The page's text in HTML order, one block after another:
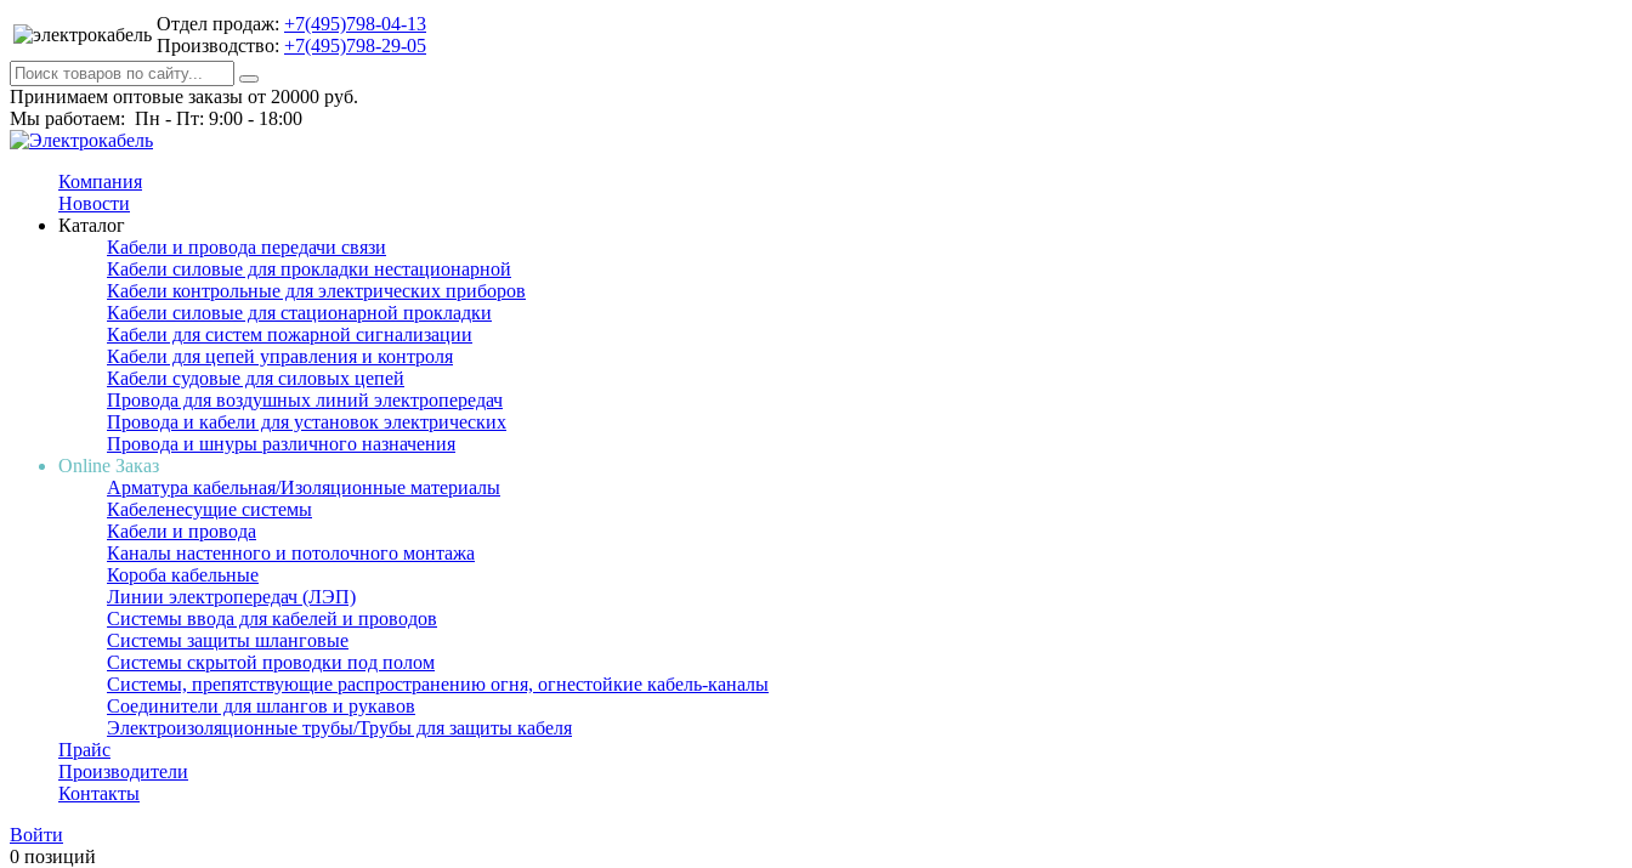
Отдел продаж: +7(495)798-04-13
Производство: +7(495)798-29-05
Принимаем оптовые заказы от 20000 руб.
Мы работаем: Пн - Пт: 9:00 - 18:00
Компания
Новости
Каталог
Кабели и провода передачи связи
Кабели силовые для прокладки нестационарной
Кабели контрольные для электрических приборов
Кабели силовые для стационарной прокладки
Кабели для систем пожарной сигнализации
Кабели для цепей управления и контроля
Кабели судовые для силовых цепей
Провода для воздушных линий электропередач
Провода и кабели для установок электрических
Провода и шнуры различного назначения
Online Заказ
Арматура кабельная/Изоляционные материалы
Кабеленесущие системы
Кабели и провода
Каналы настенного и потолочного монтажа
Короба кабельные
Линии электропередач (ЛЭП)
Системы ввода для кабелей и проводов
Системы защиты шланговые
Системы скрытой проводки под полом
Системы, препятствующие распространению огня, огнестойкие кабель-каналы
Соединители для шлангов и рукавов
Электроизоляционные трубы/Трубы для защиты кабеля
Прайс
Производители
Контакты
Войти
0 позиций